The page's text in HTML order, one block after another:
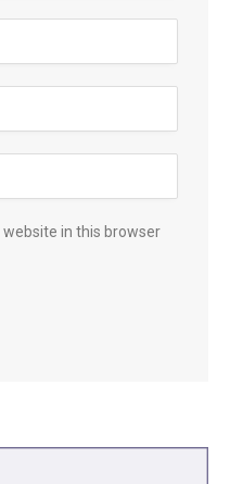
in this browser